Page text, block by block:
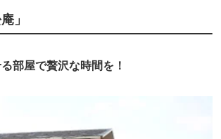
」
部屋で贅沢な時間を！